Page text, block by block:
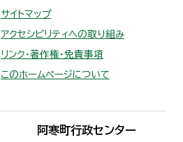
サイトマップ
アクセシビリティへの取り組み
リンク・著作権・免責事項
このホームページについて
阿寒町行政センター